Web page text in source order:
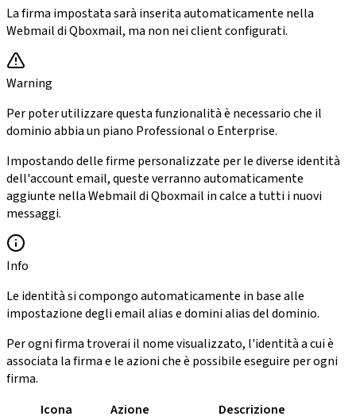
La firma impostata sarà inserita automaticamente nella
Webmail di Qboxmail, ma non nei client configurati.
Warning
Per poter utilizzare questa funzionalità è necessario che il
dominio abbia un piano Professional o Enterprise.
Impostando delle firme personalizzate per le diverse identità
dell'account email, queste verranno automaticamente
aggiunte nella Webmail di Qboxmail in calce a tutti i nuovi
messaggi.
Info
Le identità si compongo automaticamente in base alle
impostazione degli email alias e domini alias del dominio.
Per ogni firma troverai il nome visualizzato, l'identità a cui è
associata la firma e le azioni che è possibile eseguire per ogni
firma.
Icona
Azione Descrizione